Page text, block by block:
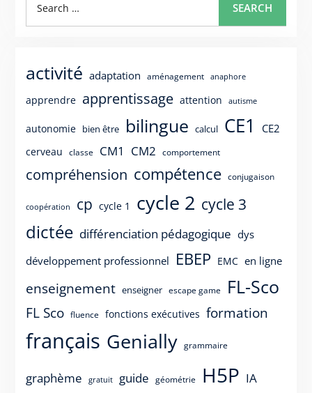
for:
SEARCH
activité adaptation aménagement anaphore
apprendre apprentissage attention autisme
autonomie bien être bilingue calcul CE1 CE2
cerveau classe CM1 CM2 comportement
compréhension compétence conjugaison
coopération cp cycle 1 cycle 2 cycle 3
dictée différenciation pédagogique dys
développement professionnel EBEP EMC en ligne
enseignement enseigner escape game FL-Sco
FL Sco fluence fonctions exécutives formation
français Genially grammaire
graphème gratuit guide géométrie H5P IA